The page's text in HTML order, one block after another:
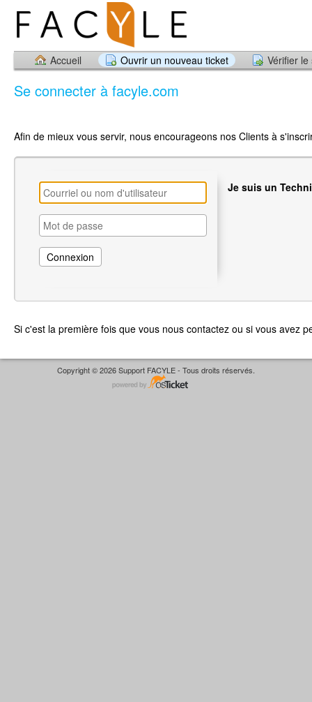
Accueil Ouvrir un nouveau ticket Vérifier
Se connecter à facyle.com
Afin de mieux vous servir, nous encourageons nos Clients à
Je suis un
Si c'est la première fois que vous nous contactez ou si vous avez
Copyright © 2026 Support FACYLE - Tous droits réservés.